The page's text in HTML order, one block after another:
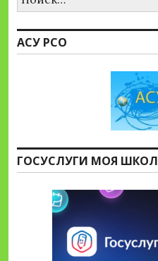
АСУ РСО
ГОСУСЛУГИ МОЯ